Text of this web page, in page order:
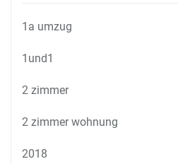
1a umzug
1und1
2 zimmer
2 zimmer wohnung
2018